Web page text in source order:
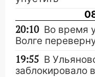
20:10 Во время
Волге
19:55 В